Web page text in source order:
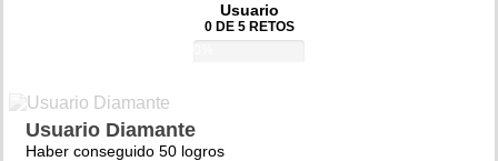
Usuario
0 DE 5 RETOS
Usuario Diamante
Haber conseguido 50 logros